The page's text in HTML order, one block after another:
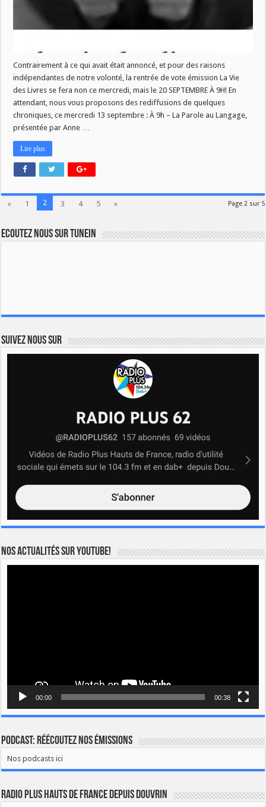
Contrairement à ce qui avait était annoncé, et pour des raisons
indépendantes de notre volonté, la rentrée de vote émission La Vie
des Livres se fera non ce mercredi, mais le 20 SEPTEMBRE À 9H! En
attendant, nous vous proposons des rediffusions de quelques
chroniques, ce mercredi 13 septembre : À 9h – La Parole au Langage,
présentée par Anne …
Lire plus
Page 2 sur 5
« 1 2 3 4 5 »
Ecoutez nous sur TuneIn
Suivez nous sur
Nos actualités sur YOUTUBE!
00:00 00:38
Podcast: Réécoutez nos émissions
Nos podcasts ici
Radio Plus Hauts de France depuis Douvrin